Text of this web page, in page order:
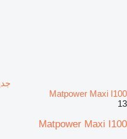
Matpower Maxi I100
13
Matpower Maxi I100